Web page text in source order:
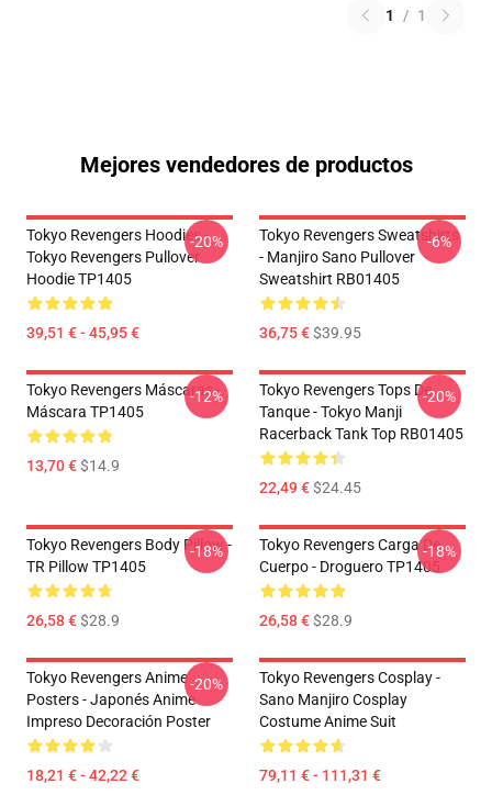
1 / 1
Mejores vendedores de productos
Tokyo Revengers Hoodies -
Tokyo Revengers Pullover
Hoodie TP1405
39,51 € - 45,95 €
-20%
Tokyo Revengers Sweatshirts
- Manjiro Sano Pullover
Sweatshirt RB01405
36,75 €$39.95
-6%
Tokyo Revengers Máscaras -
Máscara TP1405
13,70 €$14.9
-12%
Tokyo Revengers Tops De
Tanque - Tokyo Manji
Racerback Tank Top RB01405
22,49 €$24.45
-20%
Tokyo Revengers Body Pillow -
TR Pillow TP1405
26,58 €$28.9
-18%
Tokyo Revengers Carga De
Cuerpo - Droguero TP1405
26,58 €$28.9
-18%
Tokyo Revengers Anime
Posters - Japonés Anime
Impreso Decoración Poster
18,21 € - 42,22 €
-20%
Tokyo Revengers Cosplay -
Sano Manjiro Cosplay
Costume Anime Suit
79,11 € - 111,31 €